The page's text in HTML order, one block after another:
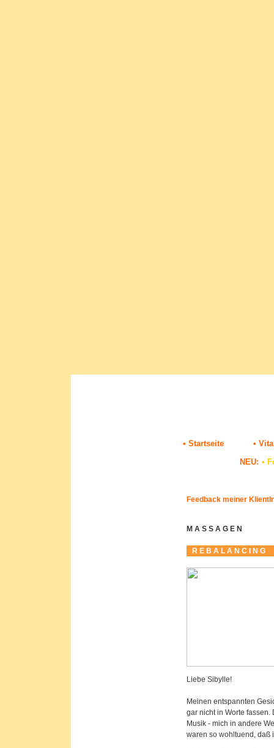
• Startseite • Vita
NEU: •
Feedback meiner
M A S S A G E N
R E B A L A N C I N G
Liebe Sibylle!
Meinen entspannten
gar nicht in Worte
Musik - mich in andere
waren so wohltuend, daß